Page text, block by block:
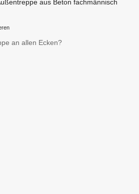
aus Beton fachmännisch
an allen Ecken?